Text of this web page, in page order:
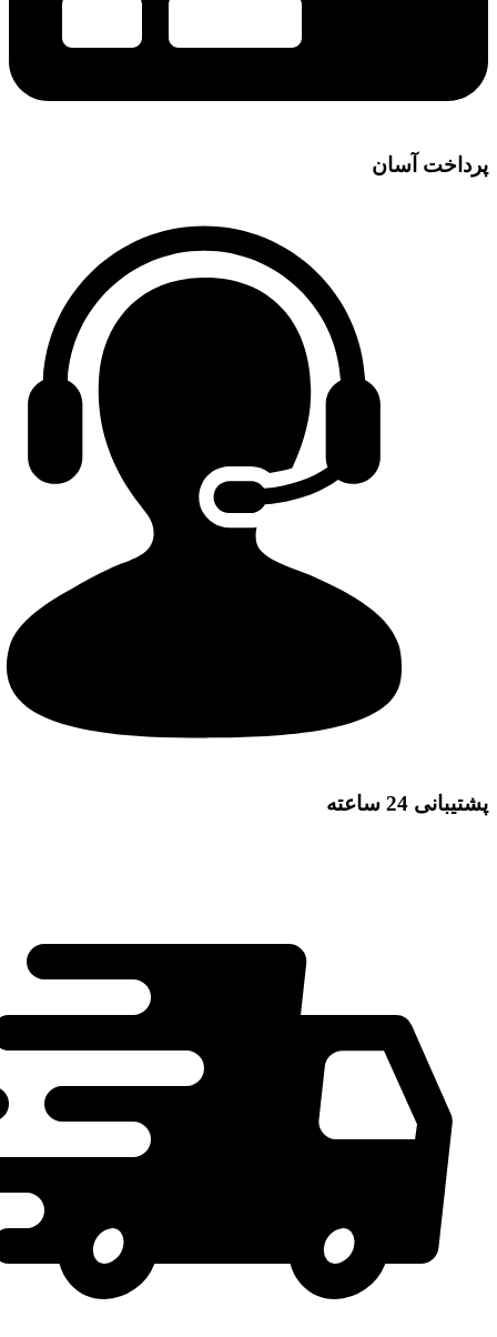
پرداخت آسان
پشتیبانی 24 ساعته